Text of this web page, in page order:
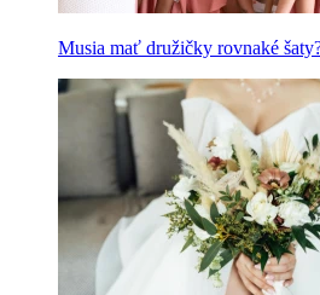
Musia mať družičky rovnaké